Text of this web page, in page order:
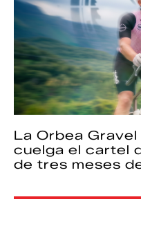
La Orbea
cuelga el cartel
de tres meses